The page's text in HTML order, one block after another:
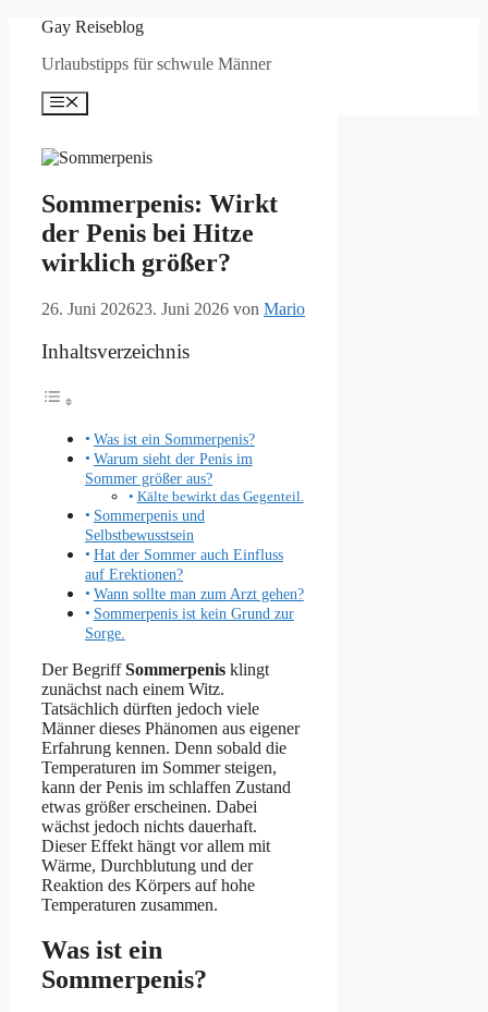
springen
Gay Reiseblog
Urlaubstipps für schwule Männer
Menü
Sommerpenis: Wirkt
der Penis bei Hitze
wirklich größer?
26. Juni 202623. Juni 2026 von Mario
Inhaltsverzeichnis
Was ist ein Sommerpenis?
Warum sieht der Penis im
Sommer größer aus?
Kälte bewirkt das Gegenteil.
Sommerpenis und
Selbstbewusstsein
Hat der Sommer auch Einfluss
auf Erektionen?
Wann sollte man zum Arzt gehen?
Sommerpenis ist kein Grund zur
Sorge.
Der BegriffSommerpenis klingt
zunächst nach einem Witz.
Tatsächlich dürften jedoch viele
Männer dieses Phänomen aus eigener
Erfahrung kennen. Denn sobald die
Temperaturen im Sommer steigen,
kann der Penis im schlaffen Zustand
etwas größer erscheinen. Dabei
wächst jedoch nichts dauerhaft.
Dieser Effekt hängt vor allem mit
Wärme, Durchblutung und der
Reaktion des Körpers auf hohe
Temperaturen zusammen.
Was ist ein
Sommerpenis?